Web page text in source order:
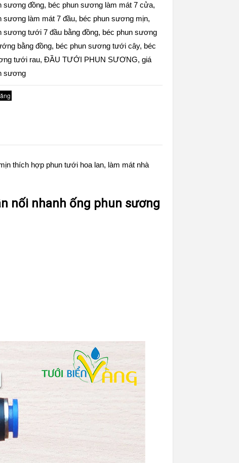
sương đồng, béc phun sương làm mát 7 cửa,
sương làm mát 7 đầu, béc phun sương mịn,
sương tưới 7 đầu bằng đồng, béc phun sương
bằng đồng, béc phun sương tưới cây, béc
tưới rau,ĐẦU TƯỚI PHUN SƯƠNG,giá
sương
thích hợp phun tưới hoa lan, làm mát nhà
nối nhanh ống phun sương